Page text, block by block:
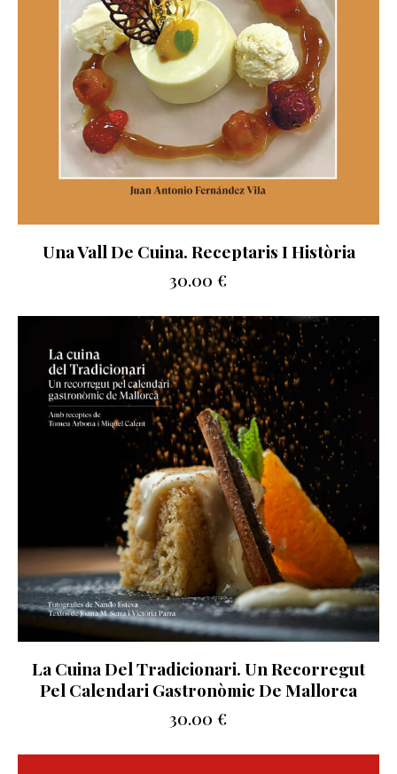
Una Vall De Cuina. Receptaris I Història
30.00 €
La Cuina Del Tradicionari. Un Recorregut
Pel Calendari Gastronòmic De Mallorca
30.00 €